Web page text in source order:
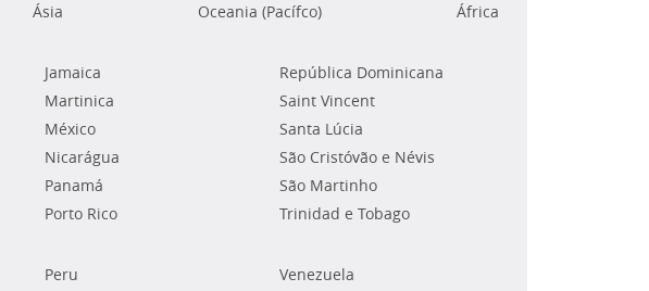
Ásia Oceania (Pacífco) África
Jamaica
Martinica
México
Nicarágua
Panamá
Porto Rico
República Dominicana
Saint Vincent
Santa Lúcia
São Cristóvão e Névis
São Martinho
Trinidad e Tobago
Peru
Venezuela